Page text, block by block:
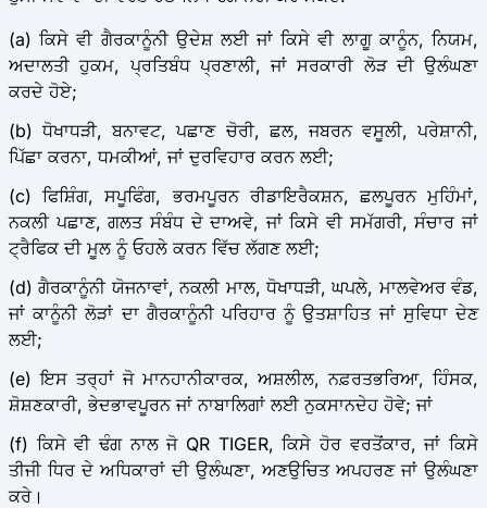
(a) ਕਿਸੇ ਵੀ ਗੈਰਕਾਨੂੰਨੀ ਉਦੇਸ਼ ਲਈ ਜਾਂ ਕਿਸੇ ਵੀ ਲਾਗੂ ਕਾਨੂੰਨ, ਨਿਯਮ,
ਅਦਾਲਤੀ ਹੁਕਮ, ਪ੍ਰਤਿਬੰਧ ਪ੍ਰਣਾਲੀ, ਜਾਂ ਸਰਕਾਰੀ ਲੋੜ ਦੀ ਉਲੰਘਣਾ
ਕਰਦੇ ਹੋਏ;
(b) ਧੋਖਾਧੜੀ, ਬਨਾਵਟ, ਪਛਾਣ ਚੋਰੀ, ਛਲ, ਜਬਰਨ ਵਸੂਲੀ, ਪਰੇਸ਼ਾਨੀ,
ਪਿੱਛਾ ਕਰਨਾ, ਧਮਕੀਆਂ, ਜਾਂ ਦੁਰਵਿਹਾਰ ਕਰਨ ਲਈ;
(c) ਫਿਸ਼ਿੰਗ, ਸਪੂਫਿੰਗ, ਭਰਮਪੂਰਨ ਰੀਡਾਇਰੈਕਸ਼ਨ, ਛਲਪੂਰਨ ਮੁਹਿੰਮਾਂ,
ਨਕਲੀ ਪਛਾਣ, ਗਲਤ ਸੰਬੰਧ ਦੇ ਦਾਅਵੇ, ਜਾਂ ਕਿਸੇ ਵੀ ਸਮੱਗਰੀ, ਸੰਚਾਰ ਜਾਂ
ਟ੍ਰੈਫਿਕ ਦੀ ਮੂਲ ਨੂੰ ਓਹਲੇ ਕਰਨ ਵਿੱਚ ਲੱਗਣ ਲਈ;
(d) ਗੈਰਕਾਨੂੰਨੀ ਯੋਜਨਾਵਾਂ, ਨਕਲੀ ਮਾਲ, ਧੋਖਾਧੜੀ, ਘਪਲੇ, ਮਾਲਵੇਅਰ ਵੰਡ,
ਜਾਂ ਕਾਨੂੰਨੀ ਲੋੜਾਂ ਦਾ ਗੈਰਕਾਨੂੰਨੀ ਪਰਿਹਾਰ ਨੂੰ ਉਤਸ਼ਾਹਿਤ ਜਾਂ ਸੁਵਿਧਾ ਦੇਣ
ਲਈ;
(e) ਇਸ ਤਰ੍ਹਾਂ ਜੋ ਮਾਨਹਾਨੀਕਾਰਕ, ਅਸ਼ਲੀਲ, ਨਫ਼ਰਤਭਰਿਆ, ਹਿੰਸਕ,
ਸ਼ੋਸ਼ਣਕਾਰੀ, ਭੇਦਭਾਵਪੂਰਨ ਜਾਂ ਨਾਬਾਲਿਗਾਂ ਲਈ ਨੁਕਸਾਨਦੇਹ ਹੋਵੇ; ਜਾਂ
(f) ਕਿਸੇ ਵੀ ਢੰਗ ਨਾਲ ਜੋ QR TIGER, ਕਿਸੇ ਹੋਰ ਵਰਤੋਂਕਾਰ, ਜਾਂ ਕਿਸੇ
ਤੀਜੀ ਧਿਰ ਦੇ ਅਧਿਕਾਰਾਂ ਦੀ ਉਲੰਘਣਾ, ਅਣਉਚਿਤ ਅਪਹਰਣ ਜਾਂ ਉਲੰਘਣਾ
ਕਰੇ।